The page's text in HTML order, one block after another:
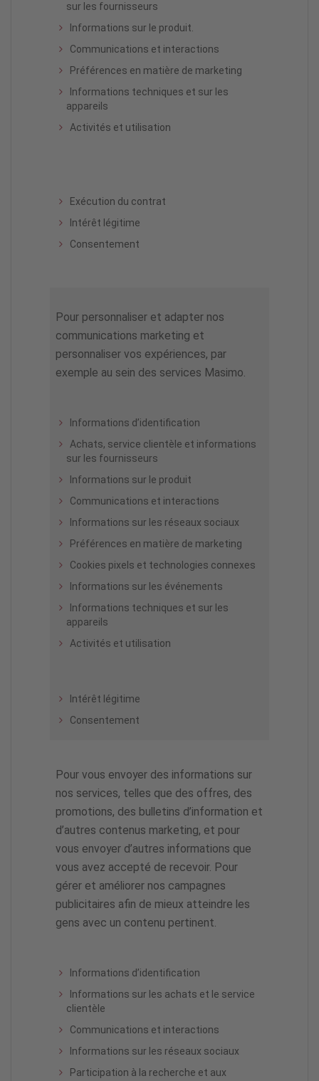
sur les fournisseurs
Informations sur le produit.
Communications et interactions
Préférences en matière de marketing
Informations techniques et sur les
appareils
Activités et utilisation
Exécution du contrat
Intérêt légitime
Consentement
Pour personnaliser et adapter nos
communications marketing et
personnaliser vos expériences, par
exemple au sein des services Masimo.
Informations d’identification
Achats, service clientèle et informations
sur les fournisseurs
Informations sur le produit
Communications et interactions
Informations sur les réseaux sociaux
Préférences en matière de marketing
Cookies pixels et technologies connexes
Informations sur les événements
Informations techniques et sur les
appareils
Activités et utilisation
Intérêt légitime
Consentement
Pour vous envoyer des informations sur
nos services, telles que des offres, des
promotions, des bulletins d’information et
d’autres contenus marketing, et pour
vous envoyer d’autres informations que
vous avez accepté de recevoir. Pour
gérer et améliorer nos campagnes
publicitaires afin de mieux atteindre les
gens avec un contenu pertinent.
Informations d’identification
Informations sur les achats et le service
clientèle
Communications et interactions
Informations sur les réseaux sociaux
Participation à la recherche et aux